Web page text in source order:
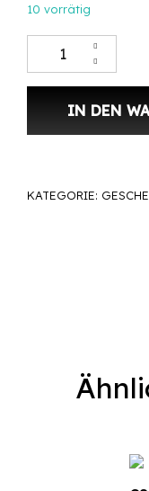
10 vorrätig
Knöpfe: Diverse
IN DEN
KATEGORIE: